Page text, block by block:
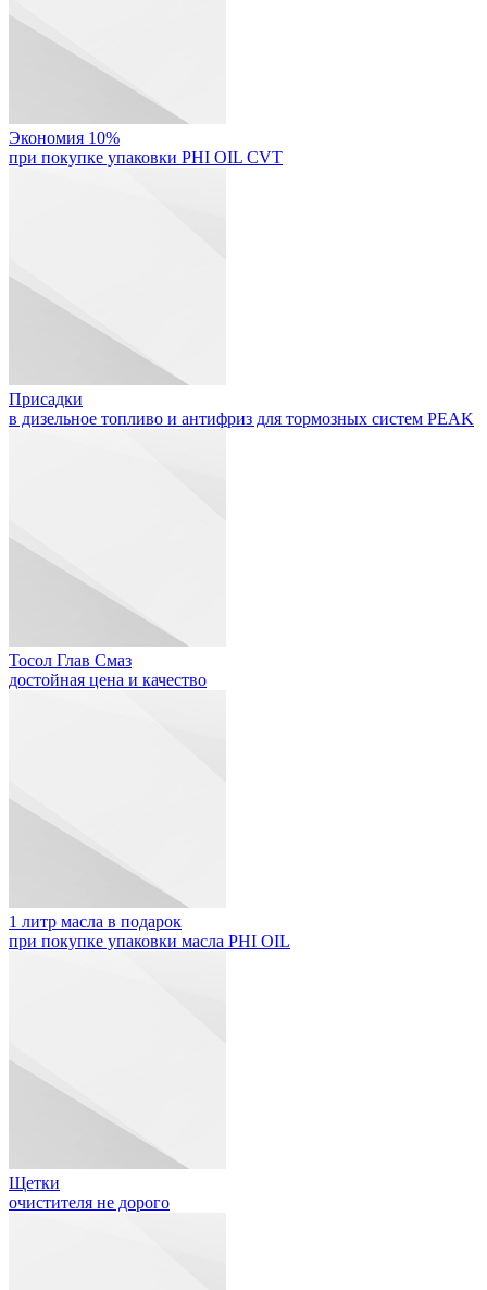
Экономия 10%
при покупке упаковки PHI OIL CVT
Присадки
в дизельное топливо и антифриз для тормозных систем PEAK
Тосол Глав Смаз
достойная цена и качество
1 литр масла в подарок
при покупке упаковки масла PHI OIL
Щетки
очистителя не дорого